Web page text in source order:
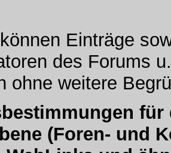
Einträge
des Forums
ohne weitere
(Foren- und